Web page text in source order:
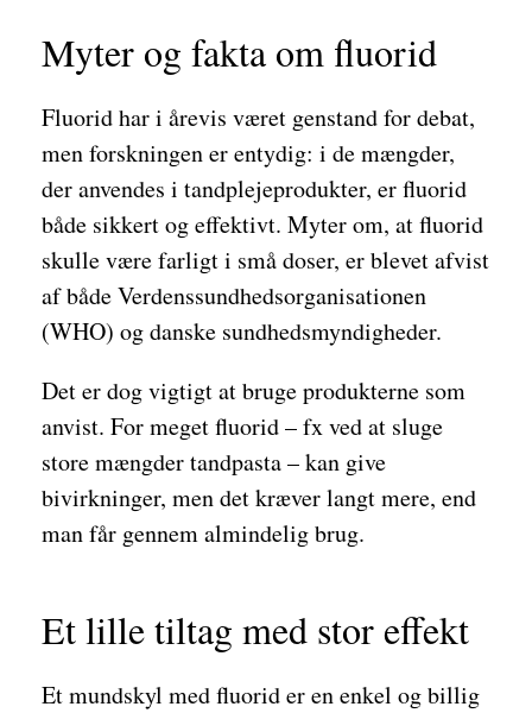
Myter og fakta om fluorid
Fluorid har i årevis været genstand for debat,
men forskningen er entydig: i de mængder,
der anvendes i tandplejeprodukter, er fluorid
både sikkert og effektivt. Myter om, at fluorid
skulle være farligt i små doser, er blevet afvist
af både Verdenssundhedsorganisationen
(WHO) og danske sundhedsmyndigheder.
Det er dog vigtigt at bruge produkterne som
anvist. For meget fluorid – fx ved at sluge
store mængder tandpasta – kan give
bivirkninger, men det kræver langt mere, end
man får gennem almindelig brug.
Et lille tiltag med stor effekt
Et mundskyl med fluorid er en enkel og billig